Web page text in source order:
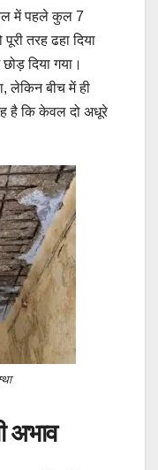
में पहले कुल 7
तरह ढहा दिया
दिया गया।
लेकिन बीच में ही
है कि केवल दो अधूरे
अभाव